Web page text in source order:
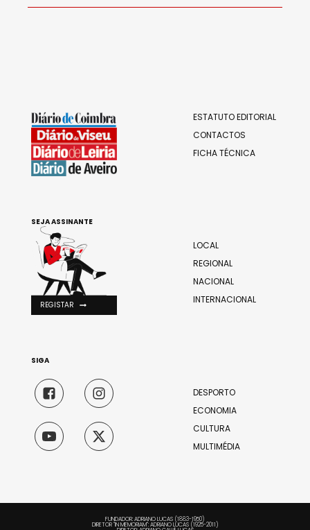
ESTATUTO EDITORIAL
CONTACTOS
FICHA TÉCNICA
LOCAL
REGIONAL
NACIONAL
INTERNACIONAL
DESPORTO
ECONOMIA
CULTURA
MULTIMÉDIA
SEJA ASSINANTE
REGISTAR
SIGA
FUNDADOR: ADRIANO LUCAS (1883-1950)
DIRETOR "IN MEMORIAM": ADRIANO LUCAS (1925-2011)